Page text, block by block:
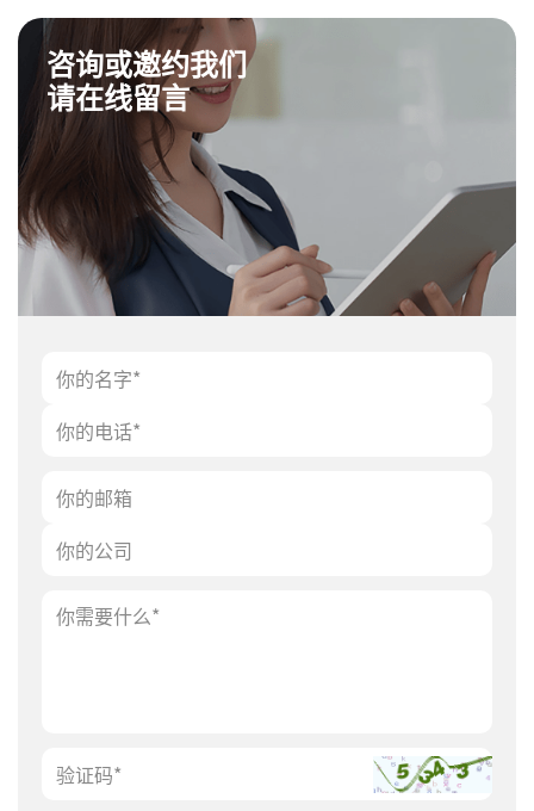
咨询或邀约我们
请在线留言